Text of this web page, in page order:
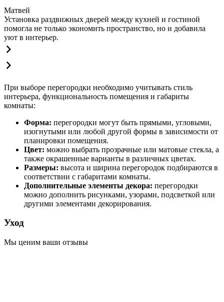
Матвей
Установка раздвижных дверей между кухней и гостиной
помогла не только экономить пространство, но и добавила
уют в интерьер.
При выборе перегородки необходимо учитывать стиль
интерьера, функциональность помещения и габариты
комнаты:
Форма: перегородки могут быть прямыми, угловыми,
изогнутыми или любой другой формы в зависимости от
планировки помещения.
Цвет: можно выбрать прозрачные или матовые стекла, а
также окрашенные варианты в различных цветах.
Размеры: высота и ширина перегородок подбираются в
соответствии с габаритами комнаты.
Дополнительные элементы декора: перегородки
можно дополнить рисунками, узорами, подсветкой или
другими элементами декорирования.
Уход
Мы ценим ваши отзывы